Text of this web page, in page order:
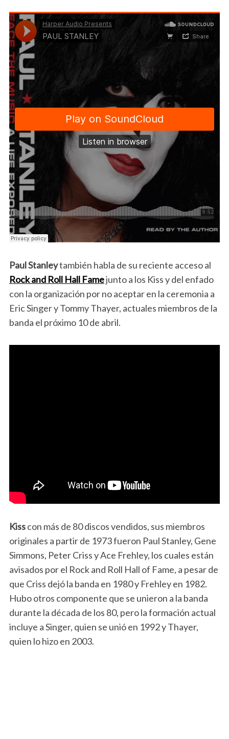
Paul Stanleytambién habla de su reciente acceso al
Rock and Roll Hall Famejunto a los Kiss y del enfado
con la organización por no aceptar en la ceremonia a
Eric Singer y Tommy Thayer, actuales miembros de la
banda el próximo 10 de abril.
Kisscon más de 80 discos vendidos, sus miembros
originales a partir de 1973 fueron Paul Stanley, Gene
Simmons, Peter Criss y Ace Frehley, los cuales están
avisados por el Rock and Roll Hall of Fame, a pesar de
que Criss dejó la banda en 1980 y Frehley en 1982.
Hubo otros componente que se unieron a la banda
durante la década de los 80, pero la formación actual
incluye a Singer, quien se unió en 1992 y Thayer,
quien lo hizo en 2003.